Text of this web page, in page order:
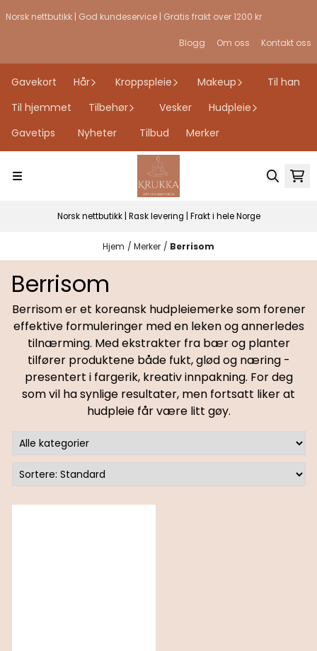
Hopp til innhold
Norsk nettbutikk | God kundeservice | Gratis frakt over 1200 kr
Blogg Om oss Kontakt oss
Gavekort Hår Kroppspleie Makeup
Til han
Til hjemmet
Tilbehør Vesker
Hudpleie
Gavetips
Nyheter Tilbud Merker
Norsk nettbutikk | Rask levering | Frakt i hele Norge
Hjem / Merker / Berrisom
Berrisom
Berrisom er et koreansk hudpleiemerke som forener
effektive formuleringer med en leken og annerledes
tilnærming. Med ekstrakter fra bær og planter
tilfører produktene både fukt, glød og næring -
presentert i fargerik, kreativ innpakning. For deg
som vil ha synlige resultater, men fortsatt liker at
hudpleie får være litt gøy.